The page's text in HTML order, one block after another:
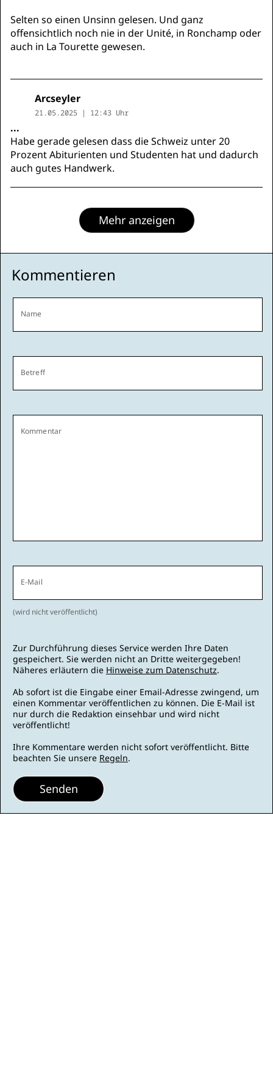
Selten so einen Unsinn gelesen. Und ganz
offensichtlich noch nie in der Unité, in Ronchamp oder
auch in La Tourette gewesen.
Arcseyler
21.05.2025 | 12:43 Uhr
...
Habe gerade gelesen dass die Schweiz unter 20
Prozent Abiturienten und Studenten hat und dadurch
auch gutes Handwerk.
Mehr anzeigen
Kommentieren
Name
Betreff
Kommentar
E-Mail
(wird nicht veröffentlicht)
Zur Durchführung dieses Service werden Ihre Daten
gespeichert. Sie werden nicht an Dritte weitergegeben!
Näheres erläutern die Hinweise zum Datenschutz.
Ab sofort ist die Eingabe einer Email-Adresse zwingend, um
einen Kommentar veröffentlichen zu können. Die E-Mail ist
nur durch die Redaktion einsehbar und wird nicht
veröffentlicht!
Ihre Kommentare werden nicht sofort veröffentlicht. Bitte
beachten Sie unsere Regeln.
Senden